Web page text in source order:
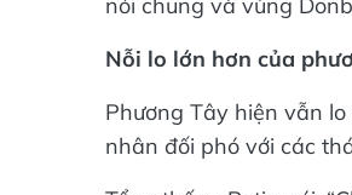
nói chung và vùng
Nỗi lo lớn hơn của
Phương Tây hiện vẫn
nhân đối phó với các